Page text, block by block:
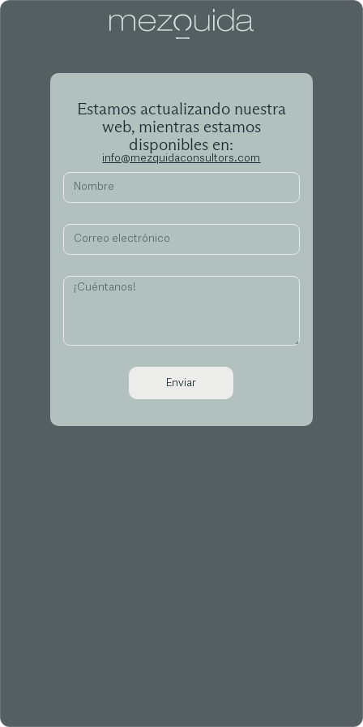
Estamos actualizando nuestra
web, mientras estamos
disponibles en:
info@mezquidaconsultors.com
Enviar